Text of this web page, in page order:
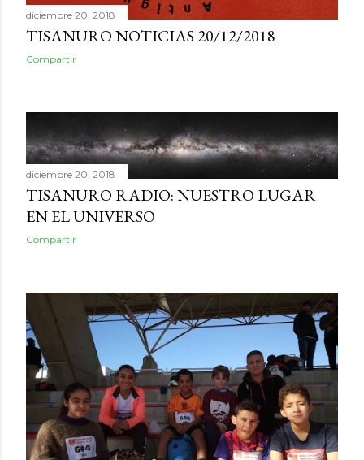
diciembre 20, 2018
TISANURO NOTICIAS 20/12/2018
Compartir
diciembre 20, 2018
TISANURO RADIO: NUESTRO LUGAR
EN EL UNIVERSO
Compartir